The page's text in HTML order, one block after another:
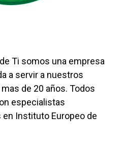
Ti somos una empresa
a servir a nuestros
de 20 años. Todos
especialistas
Instituto Europeo de